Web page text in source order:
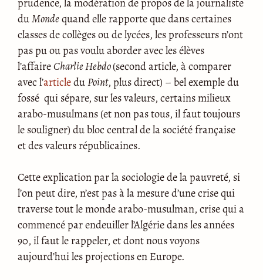
duMondequand elle rapporte que dans certaines
classes de collèges ou de lycées, les professeurs n’ont
pas pu ou pas voulu aborder avec les élèves
l’affaireCharlie Hebdo(second article, à comparer
avec l’articleduPoint, plus direct) – bel exemple du
fossé qui sépare, sur les valeurs, certains milieux
arabo-musulmans (et non pas tous, il faut toujours
le souligner) du bloc central de la société française
et des valeurs républicaines.
Cette explication par la sociologie de la pauvreté, si
l’on peut dire, n’est pas à la mesure d’une crise qui
traverse tout le monde arabo-musulman, crise qui a
commencé par endeuiller l’Algérie dans les années
90, il faut le rappeler, et dont nous voyons
aujourd’hui les projections en Europe.